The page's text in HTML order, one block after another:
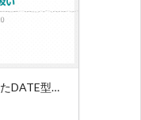
MySQL8.0で地味に修正されたDATE型の奇妙な扱い